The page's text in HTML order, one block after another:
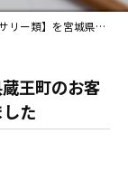
王町のお客様からお買取りさせていただきました
王町のお客
た